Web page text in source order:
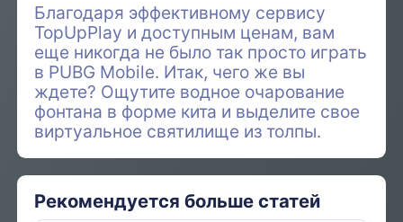
Благодаря эффективному сервису
TopUpPlay и доступным ценам, вам
еще никогда не было так просто играть
в PUBG Mobile. Итак, чего же вы
ждете? Ощутите водное очарование
фонтана в форме кита и выделите свое
виртуальное святилище из толпы.
Рекомендуется больше статей